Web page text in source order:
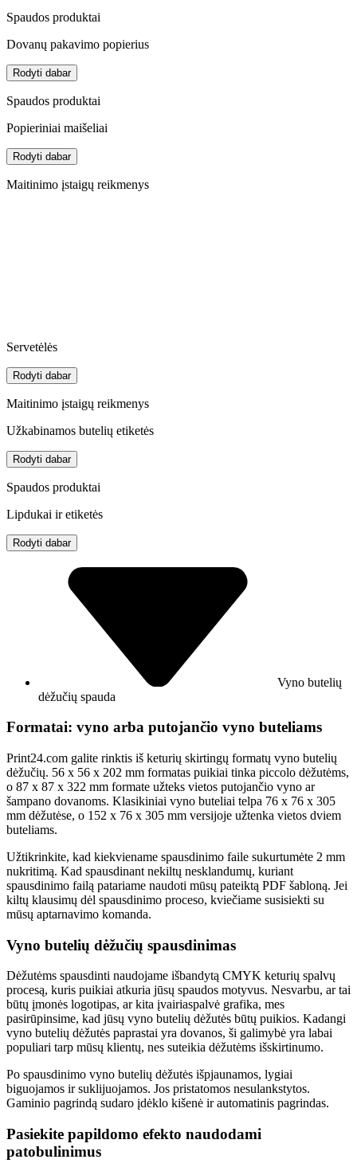
Spaudos produktai
Dovanų pakavimo popierius
Rodyti dabar
Spaudos produktai
Popieriniai maišeliai
Rodyti dabar
Maitinimo įstaigų reikmenys
Servetėlės
Rodyti dabar
Maitinimo įstaigų reikmenys
Užkabinamos butelių etiketės
Rodyti dabar
Spaudos produktai
Lipdukai ir etiketės
Rodyti dabar
Vyno butelių
dėžučių spauda
Formatai: vyno arba putojančio vyno buteliams
Print24.com galite rinktis iš keturių skirtingų formatų vyno butelių
dėžučių. 56 x 56 x 202 mm formatas puikiai tinka piccolo dėžutėms,
o 87 x 87 x 322 mm formate užteks vietos putojančio vyno ar
šampano dovanoms. Klasikiniai vyno buteliai telpa 76 x 76 x 305
mm dėžutėse, o 152 x 76 x 305 mm versijoje užtenka vietos dviem
buteliams.
Užtikrinkite, kad kiekviename spausdinimo faile sukurtumėte 2 mm
nukritimą. Kad spausdinant nekiltų nesklandumų, kuriant
spausdinimo failą patariame naudoti mūsų pateiktą PDF šabloną. Jei
kiltų klausimų dėl spausdinimo proceso, kviečiame susisiekti su
mūsų aptarnavimo komanda.
Vyno butelių dėžučių spausdinimas
Dėžutėms spausdinti naudojame išbandytą CMYK keturių spalvų
procesą, kuris puikiai atkuria jūsų spaudos motyvus. Nesvarbu, ar tai
būtų įmonės logotipas, ar kita įvairiaspalvė grafika, mes
pasirūpinsime, kad jūsų vyno butelių dėžutės būtų puikios. Kadangi
vyno butelių dėžutės paprastai yra dovanos, ši galimybė yra labai
populiari tarp mūsų klientų, nes suteikia dėžutėms išskirtinumo.
Po spausdinimo vyno butelių dėžutės išpjaunamos, lygiai
biguojamos ir suklijuojamos. Jos pristatomos nesulankstytos.
Gaminio pagrindą sudaro įdėklo kišenė ir automatinis pagrindas.
Pasiekite papildomo efekto naudodami
patobulinimus